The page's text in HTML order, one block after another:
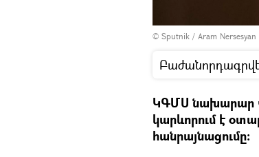
© Sputnik / Aram Nersesyan
ԿԳՄՍ նախարար
կարևորում է
հանրայնացումը։